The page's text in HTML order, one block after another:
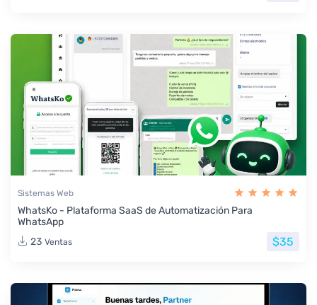
Sistemas Web
WhatsKo - Plataforma SaaS de Automatización Para
WhatsApp
23 Ventas $35